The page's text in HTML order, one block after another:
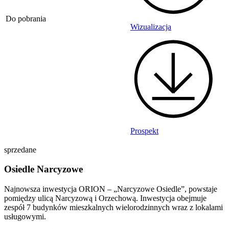
Do pobrania
Wizualizacja
Prospekt
sprzedane
Osiedle Narcyzowe
Najnowsza inwestycja ORION – „Narcyzowe Osiedle”, powstaje
pomiędzy ulicą Narcyzową i Orzechową. Inwestycja obejmuje
zespół 7 budynków mieszkalnych wielorodzinnych wraz z lokalami
usługowymi.